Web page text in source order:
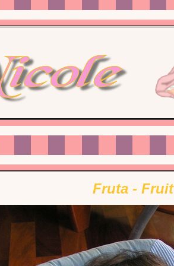
Fruta - Fruit